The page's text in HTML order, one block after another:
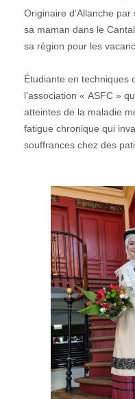
Originaire d’Allanche
sa maman dans le
sa région pour les
Étudiante en techniques
l’association « ASFC »
atteintes de la maladie
fatigue chronique qui
souffrances chez des